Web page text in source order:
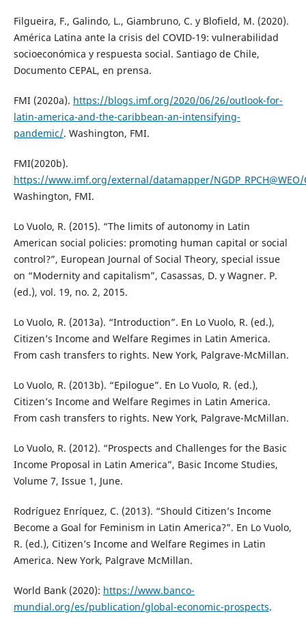
Filgueira, F., Galindo, L., Giambruno, C. y Blofield, M. (2020).
América Latina ante la crisis del COVID-19: vulnerabilidad
socioeconómica y respuesta social. Santiago de Chile,
Documento CEPAL, en prensa.
FMI (2020a). https://blogs.imf.org/2020/06/26/outlook-for-
latin-america-and-the-caribbean-an-intensifying-
pandemic/. Washington, FMI.
FMI(2020b).
https://www.imf.org/external/datamapper/NGDP_RPCH@WEO/
Washington, FMI.
Lo Vuolo, R. (2015). “The limits of autonomy in Latin
American social policies: promoting human capital or social
control?”, European Journal of Social Theory, special issue
on “Modernity and capitalism”, Casassas, D. y Wagner. P.
(ed.), vol. 19, no. 2, 2015.
Lo Vuolo, R. (2013a). “Introduction”. En Lo Vuolo, R. (ed.),
Citizen’s Income and Welfare Regimes in Latin America.
From cash transfers to rights. New York, Palgrave-McMillan.
Lo Vuolo, R. (2013b). “Epilogue”. En Lo Vuolo, R. (ed.),
Citizen’s Income and Welfare Regimes in Latin America.
From cash transfers to rights. New York, Palgrave-McMillan.
Lo Vuolo, R. (2012). “Prospects and Challenges for the Basic
Income Proposal in Latin America”, Basic Income Studies,
Volume 7, Issue 1, June.
Rodríguez Enríquez, C. (2013). “Should Citizen’s Income
Become a Goal for Feminism in Latin America?”. En Lo Vuolo,
R. (ed.), Citizen’s Income and Welfare Regimes in Latin
America. New York, Palgrave McMillan.
World Bank (2020): https://www.banco-
mundial.org/es/publication/global-economic-prospects.